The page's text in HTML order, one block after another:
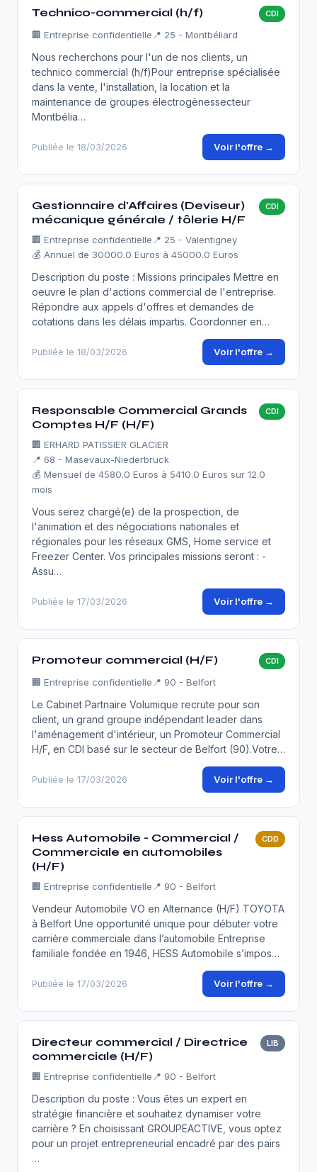
Technico-commercial (h/f) CDI
🏢 Entreprise confidentielle 📍 25 - Montbéliard
Nous recherchons pour l'un de nos clients, un
technico commercial (h/f)Pour entreprise spécialisée
dans la vente, l'installation, la location et la
maintenance de groupes électrogènessecteur
Montbélia…
Publiée le 18/03/2026 Voir l'offre →
Gestionnaire d'Affaires (Deviseur)
mécanique générale / tôlerie H/F
CDI
🏢 Entreprise confidentielle 📍 25 - Valentigney
💰 Annuel de 30000.0 Euros à 45000.0 Euros
Description du poste : Missions principales Mettre en
oeuvre le plan d'actions commercial de l'entreprise.
Répondre aux appels d'offres et demandes de
cotations dans les délais impartis. Coordonner en…
Publiée le 18/03/2026 Voir l'offre →
Responsable Commercial Grands
Comptes H/F (H/F)
CDI
🏢 ERHARD PATISSIER GLACIER
📍 68 - Masevaux-Niederbruck
💰 Mensuel de 4580.0 Euros à 5410.0 Euros sur 12.0
mois
Vous serez chargé(e) de la prospection, de
l'animation et des négociations nationales et
régionales pour les réseaux GMS, Home service et
Freezer Center. Vos principales missions seront : -
Assu…
Publiée le 17/03/2026 Voir l'offre →
Promoteur commercial (H/F) CDI
🏢 Entreprise confidentielle 📍 90 - Belfort
Le Cabinet Partnaire Volumique recrute pour son
client, un grand groupe indépendant leader dans
l'aménagement d'intérieur, un Promoteur Commercial
H/F, en CDI basé sur le secteur de Belfort (90).Votre…
Publiée le 17/03/2026 Voir l'offre →
Hess Automobile - Commercial /
Commerciale en automobiles
(H/F)
CDD
🏢 Entreprise confidentielle 📍 90 - Belfort
Vendeur Automobile VO en Alternance (H/F) TOYOTA
à Belfort Une opportunité unique pour débuter votre
carrière commerciale dans l’automobile Entreprise
familiale fondée en 1946, HESS Automobile s’impos…
Publiée le 17/03/2026 Voir l'offre →
Directeur commercial / Directrice
commerciale (H/F)
LIB
🏢 Entreprise confidentielle 📍 90 - Belfort
Description du poste : Vous êtes un expert en
stratégie financière et souhaitez dynamiser votre
carrière ? En choisissant GROUPEACTIVE, vous optez
pour un projet entrepreneurial encadré par des pairs
…